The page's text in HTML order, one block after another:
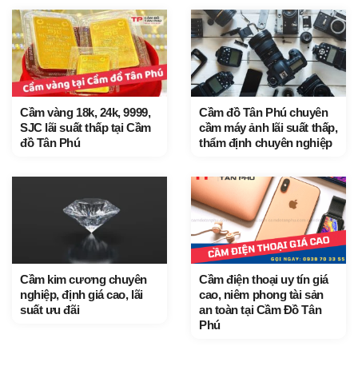
Cầm vàng 18k, 24k, 9999,
SJC lãi suất thấp tại Cầm
đồ Tân Phú
Cầm đồ Tân Phú chuyên
cầm máy ảnh lãi suất thấp,
thẩm định chuyên nghiệp
Cầm kim cương chuyên
nghiệp, định giá cao, lãi
suất ưu đãi
Cầm điện thoại uy tín giá
cao, niêm phong tài sản
an toàn tại Cầm Đồ Tân
Phú